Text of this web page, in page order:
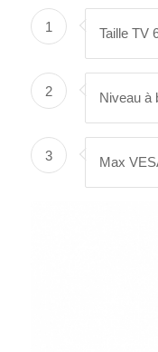
1 Taille TV
2 Niveau à
3 Max